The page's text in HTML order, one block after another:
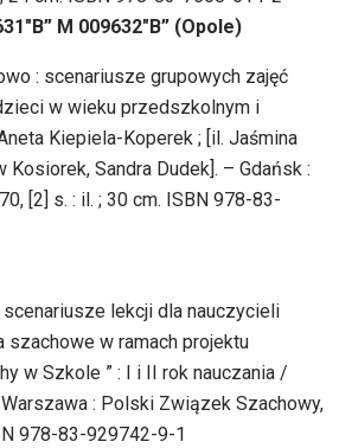
M 009632″B” (Opole)
: scenariusze grupowych zajęć
w wieku przedszkolnym i
Kiepiela-Koperek ; [il. Jaśmina
Kosiorek, Sandra Dudek]. – Gdańsk :
[2] s. : il. ; 30 cm. ISBN 978-83-
scenariusze lekcji dla nauczycieli
szachowe w ramach projektu
w Szkole ” : I i II rok nauczania /
: Polski Związek Szachowy,
978-83-929742-9-1